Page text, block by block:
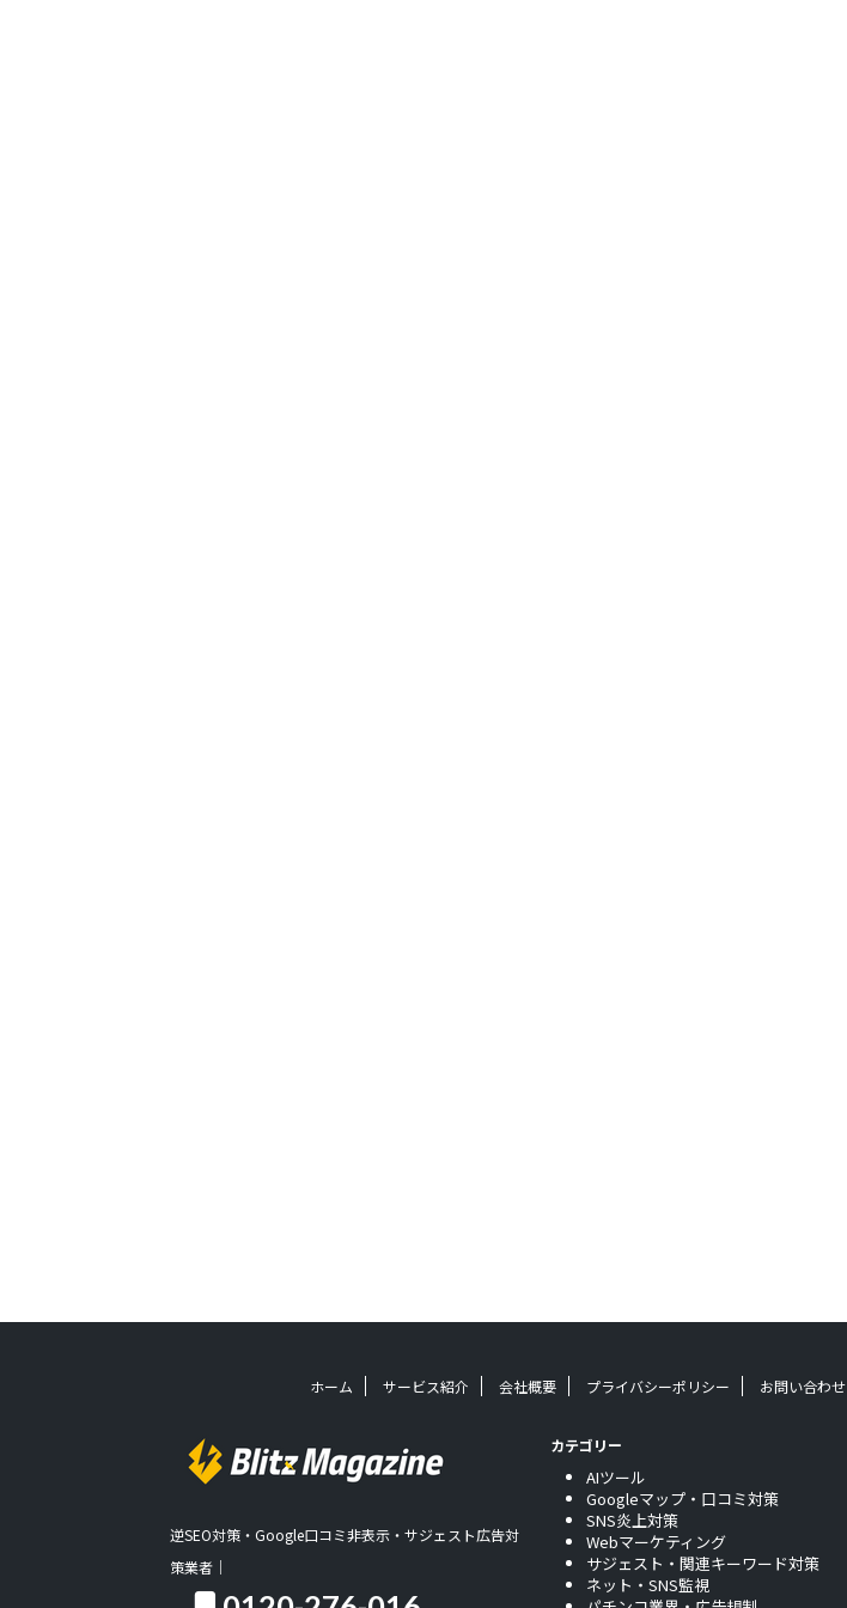
ホーム サービス紹介 会社概要 プライバシーポリシー お問い合わせ
カテゴリー
AIツール
Googleマップ・口コミ対策
SNS炎上対策
Webマーケティング
サジェスト・関連キーワード対策
ネット・SNS監視
逆SEO対策・Google口コミ非表示・サジェスト広告対
策業者｜